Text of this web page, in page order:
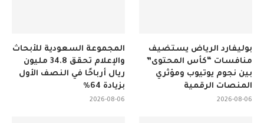
المجموعة السعودية للأبحاث
والإعلام تحقق 34.8 مليون
ريال أرباحًا في النصف الأول
بزيادة 64%
2026-08-06
بوليفارد الرياض يستضيف
منافسات “كأس المحتوى”
بين نجوم يوتيوب ومؤثري
المنصات الرقمية
2026-08-06